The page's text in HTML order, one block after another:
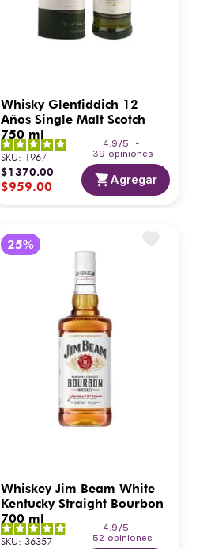
Whisky Glenfiddich 12
Años Single Malt Scotch
750 ml
4.9 /5
-
39 opiniones
SKU: 1967
$1370.00
$959.00 Agregar
Whiskey Jim Beam White
Kentucky Straight Bourbon
700 ml
4.9 /5
-
52 opiniones
SKU:36357